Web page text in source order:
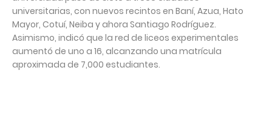
universitarias, con nuevos recintos en Baní, Azua, Hato
Mayor, Cotuí, Neiba y ahora Santiago Rodríguez.
Asimismo, indicó que la red de liceos experimentales
aumentó de uno a 16, alcanzando una matrícula
aproximada de 7,000 estudiantes.